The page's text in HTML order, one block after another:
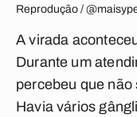
Reprodução /
A virada
Durante um
percebeu que não
Havia vários